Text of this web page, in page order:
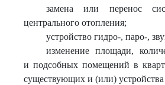
замена или перенос
центрального отопления;
устройство гидро-, паро-,
изменение площади,
и подсобных помещений в
существующих и (или)